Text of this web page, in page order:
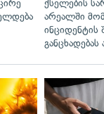
ქსელების
არეალში
ინციდენტის